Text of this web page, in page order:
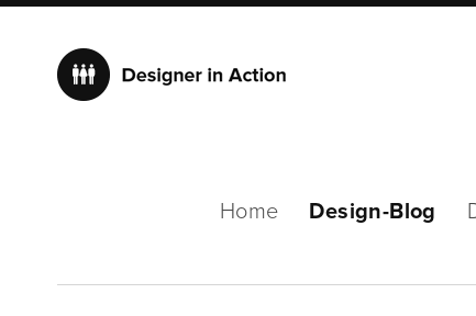
Home Design-Blog